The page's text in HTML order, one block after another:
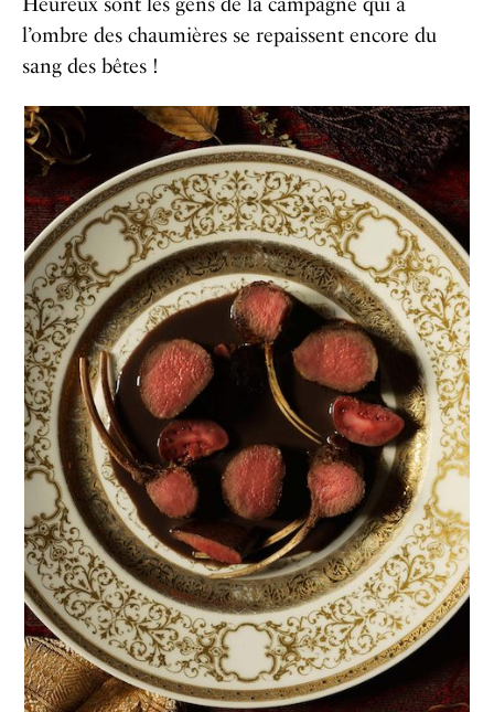
l’ombre des chaumières se repaissent encore du
sang des bêtes !